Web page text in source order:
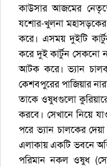
কাউসার আজমের
যশোর-খুলনা মহাসড়কের
করে। এসময় দুইটি
করে দুই কার্টুন সেকনো
আটক করে। ভ্যান
কেশবপুরের পাজিয়ার
তাকে ওষুধগুলো কুরিয়ারে
করবে। সেখানে নিয়ে
পরে ভ্যান চালকের
এলাকায় একটি ভবনে
পরিমান নকল ওষুধ